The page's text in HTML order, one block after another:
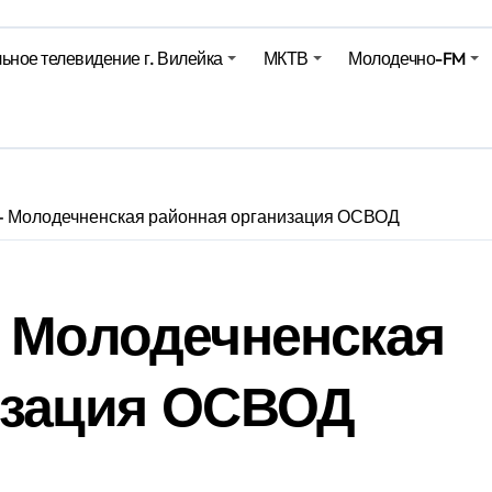
на миллионы долларов – смотрим сумму
профилакториев. Лукашенко заслушал доклад
телевидение г. Вилейка МКТВ Молодечно-FM
Молодечненская районная организация ОСВОД
ОСВОД